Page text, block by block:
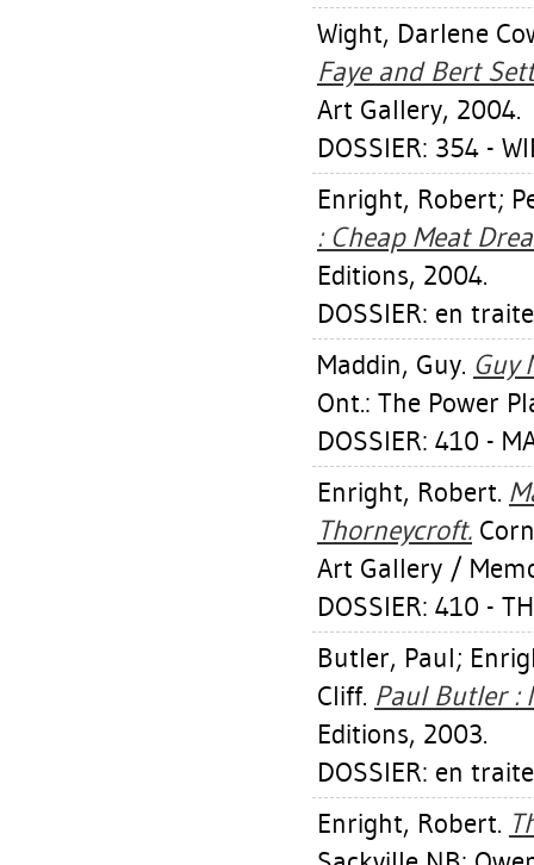
Wight, Darlene
Faye and Bert
Art Gallery, 2004.
DOSSIER: 354 -
Enright, Robert;
: Cheap Meat
Editions, 2004.
DOSSIER: en
Maddin, Guy. Guy
Ont.: The Power
DOSSIER: 410 -
Enright, Robert.
Thorneycroft.
Art Gallery /
DOSSIER: 410 -
Butler, Paul;
Cliff. Paul Butler :
Editions, 2003.
DOSSIER: en
Enright, Robert.